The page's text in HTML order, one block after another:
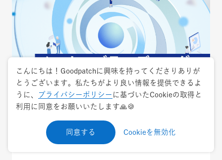
用語解説
組織を強くするインナーブランディングと
は？効果・進め方・施策・事例11選
こんにちは！Goodpatchに興味を持ってくださりありが
とうございます。私たちがより良い情報を提供できるよ
うに、
プライバシーポリシー に基づいたCookieの取得と
利用に同意をお願いいたします🙏🍪
同意する Cookieを無効化